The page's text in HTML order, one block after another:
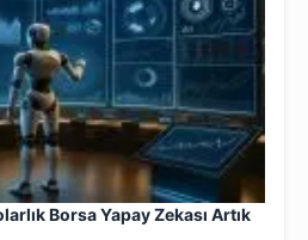
Borsa Yapay Zekası Artık